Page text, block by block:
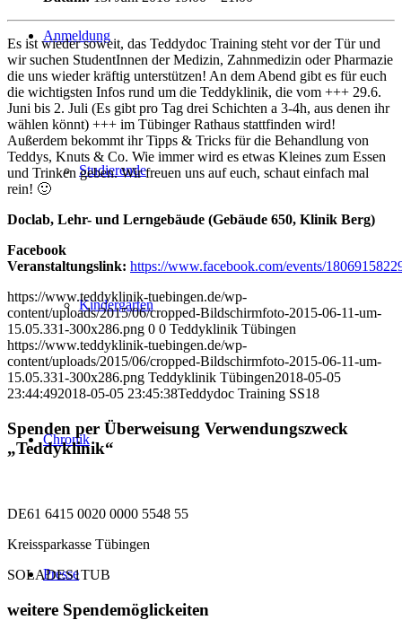
Anmeldung
Studierende
Kindergärten
Chronik
Presse
Es ist wieder soweit, das Teddydoc Training steht vor der Tür und
wir suchen StudentInnen der Medizin, Zahnmedizin oder Pharmazie
die uns wieder kräftig unterstützen! An dem Abend gibt es für euch
die wichtigsten Infos rund um die Teddyklinik, die vom +++ 29.6.
Juni bis 2. Juli (Es gibt pro Tag drei Schichten a 3-4h, aus denen ihr
wählen könnt) +++ im Tübinger Rathaus stattfinden wird!
Außerdem bekommt ihr Tipps & Tricks für die Behandlung von
Teddys, Knuts & Co. Wie immer wird es etwas Kleines zum Essen
und Trinken geben. Wir freuen uns auf euch, schaut einfach mal
rein! 🙂
Doclab, Lehr- und Lerngebäude (Gebäude 650, Klinik Berg)
Facebook
Veranstaltungslink: https://www.facebook.com/events/
https://www.teddyklinik-tuebingen.de/wp-
content/uploads/2015/06/cropped-Bildschirmfoto-2015-06-11-um-
15.05.331-300x286.png 0 0 Teddyklinik Tübingen
https://www.teddyklinik-tuebingen.de/wp-
content/uploads/2015/06/cropped-Bildschirmfoto-2015-06-11-um-
15.05.331-300x286.png Teddyklinik Tübingen2018-05-05
23:44:492018-05-05 23:45:38Teddydoc Training SS18
Spenden per Überweisung Verwendungszweck
„Teddyklinik“
DE61 6415 0020 0000 5548 55
Kreissparkasse Tübingen
SOLADES1TUB
weitere Spendemöglickeiten